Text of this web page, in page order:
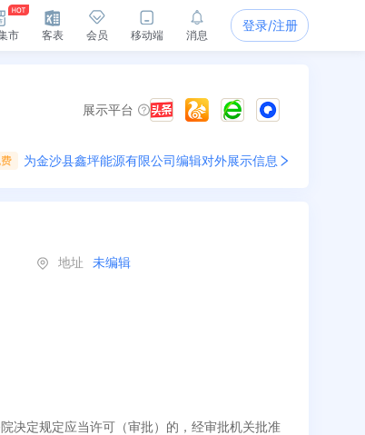
市 客表 会员 移动端 消息
登录/注册
展示平台
为金沙县鑫坪能源有限公司编辑对外展示信息
地址 未编辑
决定规定应当许可（审批）的，经审批机关批准